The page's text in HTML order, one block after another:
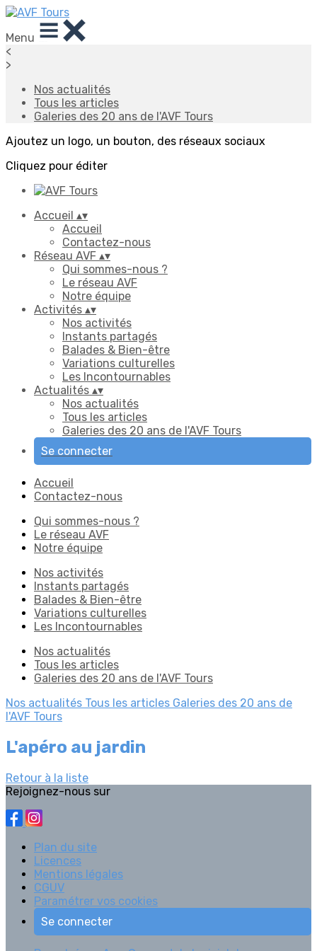
Menu
<
>
Nos actualités
Tous les articles
Galeries des 20 ans de l'AVF Tours
Ajoutez un logo, un bouton, des réseaux sociaux
Cliquez pour éditer
Accueil ▴▾
Accueil
Contactez-nous
Réseau AVF ▴▾
Qui sommes-nous ?
Le réseau AVF
Notre équipe
Activités ▴▾
Nos activités
Instants partagés
Balades & Bien-être
Variations culturelles
Les Incontournables
Actualités ▴▾
Nos actualités
Tous les articles
Galeries des 20 ans de l'AVF Tours
Se connecter
Accueil
Contactez-nous
Qui sommes-nous ?
Le réseau AVF
Notre équipe
Nos activités
Instants partagés
Balades & Bien-être
Variations culturelles
Les Incontournables
Nos actualités
Tous les articles
Galeries des 20 ans de l'AVF Tours
Nos actualités Tous les articles Galeries des 20 ans de
l'AVF Tours
L'apéro au jardin
Retour à la liste
Rejoignez-nous sur
Plan du site
Licences
Mentions légales
CGUV
Paramétrer vos cookies
Se connecter